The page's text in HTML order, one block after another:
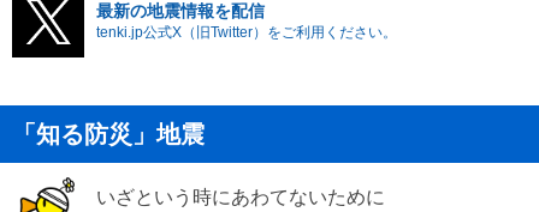
最新の地震情報を配信
tenki.jp公式X（旧Twitter）をご利用ください。
「知る防災」地震
いざという時にあわてないために